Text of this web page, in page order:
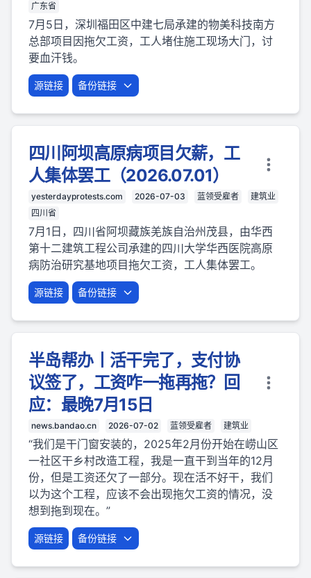
广东省
7月5日，深圳福田区中建七局承建的物美科技南方
总部项目因拖欠工资，工人堵住施工现场大门，讨
要血汗钱。
源链接 备份链接
四川阿坝高原病项目欠薪，工
人集体罢工（2026.07.01）
yesterdayprotests.com 2026-07-03 蓝领受雇者
建筑业
四川省
7月1日，四川省阿坝藏族羌族自治州茂县，由华西
第十二建筑工程公司承建的四川大学华西医院高原
病防治研究基地项目拖欠工资，工人集体罢工。
源链接 备份链接
半岛帮办丨活干完了，支付协
议签了，工资咋一拖再拖？回
应：最晚7月15日
news.bandao.cn 2026-07-02 蓝领受雇者 建筑业
“我们是干门窗安装的，2025年2月份开始在崂山区
一社区干乡村改造工程，我是一直干到当年的12月
份，但是工资还欠了一部分。现在活不好干，我们
以为这个工程，应该不会出现拖欠工资的情况，没
想到拖到现在。”
源链接 备份链接